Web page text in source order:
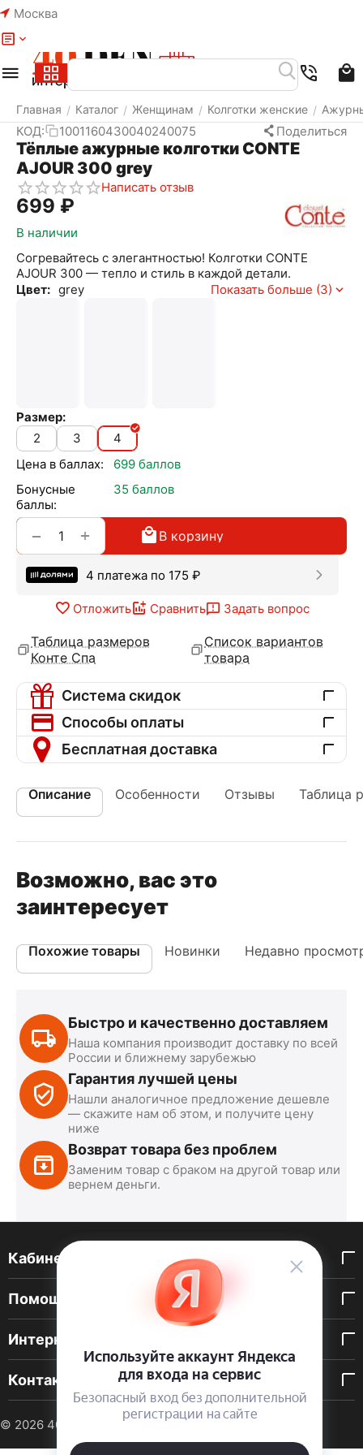
Москва
Главная / Каталог / Женщинам / Колготки женские /
КОД: 1001160430040240075 Поделиться
Тёплые ажурные колготки CONTE
AJOUR 300 grey
Написать отзыв
‍699‍ ₽
В наличии
Согревайтесь с элегантностью! Колготки CONTE
AJOUR 300 — тепло и стиль в каждой детали.
Цвет: grey Показать больше (3)
Размер:
2
3
4
Цена в баллах:
699 баллов
Бонусные
баллы:
35 баллов
+
− В корзину
4 платежа по 175 ₽
Отложить Сравнить Задать вопрос
Таблица размеров
Конте Спа
Список вариантов
товара
Система скидок
Способы оплаты
Бесплатная доставка
Описание Особенности Отзывы Таблица
Возможно, вас это
заинтересует
Похожие товары Новинки Недавно
Быстро и качественно доставляем
Наша компания производит доставку по всей
России и ближнему зарубежью
Гарантия лучшей цены
Нашли аналогичное предложение дешевле
— скажите нам об этом, и получите цену
ниже
Возврат товара без проблем
Заменим товар с браком на другой товар или
вернем деньги.
Кабинет покупателя
Помощь покупателю
Интернет-магазин
Контакты
© 2026 40 DEN. Интернет-магазин
Меню